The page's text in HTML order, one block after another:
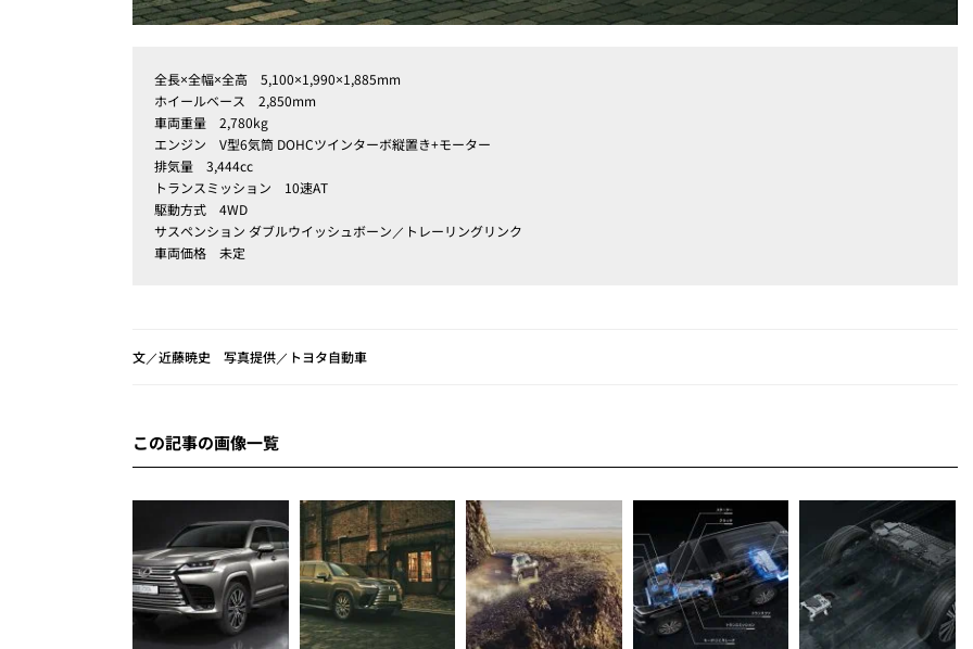
全長×全幅×全高 5,100×1,990×1,885mm
ホイールベース 2,850mm
車両重量 2,780kg
エンジン V型6気筒 DOHCツインターボ縦置き+モーター
排気量 3,444cc
トランスミッション 10速AT
駆動方式 4WD
サスペンション ダブルウイッシュボーン／トレーリングリンク
車両価格 未定
文／近藤暁史 写真提供／トヨタ自動車
この記事の画像一覧